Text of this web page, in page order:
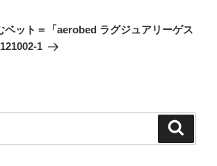
ベット＝「aerobed ラグジュアリーゲス
1